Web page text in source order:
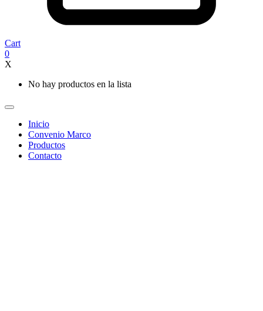
Cart
0
X
No hay productos en la lista
Inicio
Convenio Marco
Productos
Contacto